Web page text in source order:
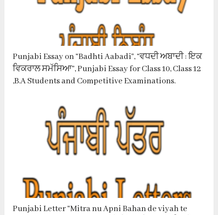
Punjabi Essay on “Badhti Aabadi”, “ਵਧਦੀ ਅਬਾਦੀ : ਇਕ
ਵਿਕਰਾਲ ਸਮੱਸਿਆ”, Punjabi Essay for Class 10, Class 12
,B.A Students and Competitive Examinations.
Punjabi Letter “Mitra nu Apni Bahan de viyah te